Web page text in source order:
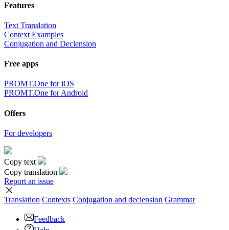
Features
Text Translation
Context Examples
Conjugation and Declension
Free apps
PROMT.One for iOS
PROMT.One for Android
Offers
For developers
Copy text
Copy translation
Report an issue
Translation Contexts Conjugation and declension Grammar
Feedback